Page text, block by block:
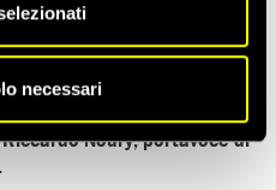
necessari
anche con il suo
Al momento non sono
del penitenziario di Tora
Noury, portavoce di